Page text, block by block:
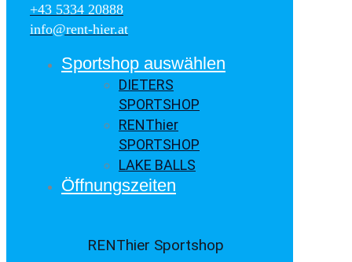
+43 5334 20888
info@rent-hier.at
Sportshop auswählen
DIETERS
SPORTSHOP
RENThier
SPORTSHOP
LAKE BALLS
Öffnungszeiten
RENThier Sportshop